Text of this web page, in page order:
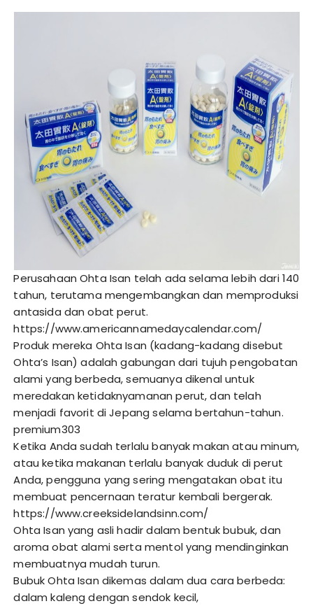
Perusahaan Ohta Isan telah ada selama lebih dari 140
tahun, terutama mengembangkan dan memproduksi
antasida dan obat perut.
https://www.americannamedaycalendar.com/
Produk mereka Ohta Isan (kadang-kadang disebut
Ohta’s Isan) adalah gabungan dari tujuh pengobatan
alami yang berbeda, semuanya dikenal untuk
meredakan ketidaknyamanan perut, dan telah
menjadi favorit di Jepang selama bertahun-tahun.
premium303
Ketika Anda sudah terlalu banyak makan atau minum,
atau ketika makanan terlalu banyak duduk di perut
Anda, pengguna yang sering mengatakan obat itu
membuat pencernaan teratur kembali bergerak.
https://www.creeksidelandsinn.com/
Ohta Isan yang asli hadir dalam bentuk bubuk, dan
aroma obat alami serta mentol yang mendinginkan
membuatnya mudah turun.
Bubuk Ohta Isan dikemas dalam dua cara berbeda:
dalam kaleng dengan sendok kecil,